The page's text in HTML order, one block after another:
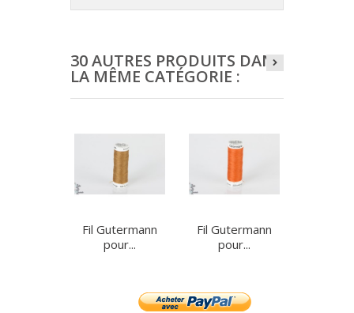
30 AUTRES PRODUITS DANS
LA MÊME CATÉGORIE :
Fil Gutermann
pour...
Fil Gutermann
pour...